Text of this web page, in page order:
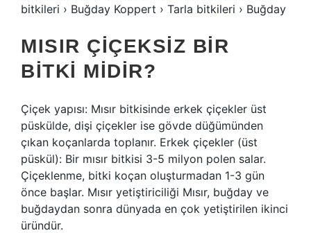
bitkileri › Buğday Koppert › Tarla bitkileri › Buğday
MISIR ÇIÇEKSIZ BIR
BITKI MIDIR?
Çiçek yapısı: Mısır bitkisinde erkek çiçekler üst
püskülde, dişi çiçekler ise gövde düğümünden
çıkan koçanlarda toplanır. Erkek çiçekler (üst
püskül): Bir mısır bitkisi 3-5 milyon polen salar.
Çiçeklenme, bitki koçan oluşturmadan 1-3 gün
önce başlar. Mısır yetiştiriciliği Mısır, buğday ve
buğdaydan sonra dünyada en çok yetiştirilen ikinci
üründür.